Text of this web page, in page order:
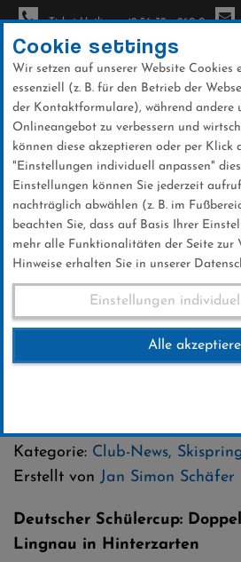
Direkt
zum
Inhalt
Ticket-Hotline: +49 56 32 - 960-0
News
Deutscher
Doppelsieg für
Lingnau in
Kategorie: Club-News,
Erstellt von Jan Simon Schäfer
Deutscher Schülercup:
Lingnau in Hinterzarten
Cookie settings
Wir setzen auf unserer Website Cookies
essenziell (z. B. für den Betrieb der
der Kontaktformulare), während andere
Onlineangebot zu verbessern und
können diese akzeptieren oder per Klick
"Einstellungen individuell anpassen"
Einstellungen können Sie jederzeit
nachträglich abwählen (z. B. im
beachten Sie, dass auf Basis Ihrer
mehr alle Funktionalitäten der Seite zur
Hinweise erhalten Sie in unserer
Einstellungen
Alle